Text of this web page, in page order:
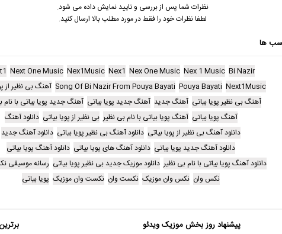
نظرات شما پس از بررسی و تایید نمایش داده می شود.
لطفا نظرات خود را فقط در مورد مطلب بالا ارسال کنید.
ها
Bi Nazir
Nex 1 Music
Nex One Music
Nex1
Nex1Music
Next One Music
Next1Music
Pouya Bayati
Song Of Bi Nazir From Pouya Bayati آهنگ بی نظیر از
آهنگ بی نظیر پویا بیاتی آهنگ جدید آهنگ جدید پویا بیاتی آهنگ جدید پویا بیاتی با نام
آهنگ پویا بیاتی آهنگ پویا بیاتی با نام بی نظیر بی نظیر از پویا بیاتی دانلود آهنگ
دانلود آهنگ بی نظیر از پویا بیاتی دانلود آهنگ بی نظیر پویا بیاتی دانلود آهنگ جدید
دانلود آهنگ جدید پویا بیاتی دانلود آهنگ های پویا بیاتی دانلود آهنگ پویا بیاتی
دانلود آهنگ پویا بیاتی با نام بی نظیر دانلود موزیک جدید بی نظیر پویا بیاتی رسانه موسیقی
نکس وان نکس وان موزیک نکست وان نکست وان موزیک پویا بیاتی
پیشنهاد روز بخش موزیک ویدئو